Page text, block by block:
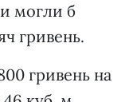
могли б
гривень.
гривень на